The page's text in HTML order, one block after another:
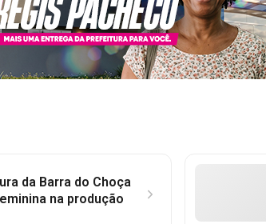
da Barra do Choça
na produção